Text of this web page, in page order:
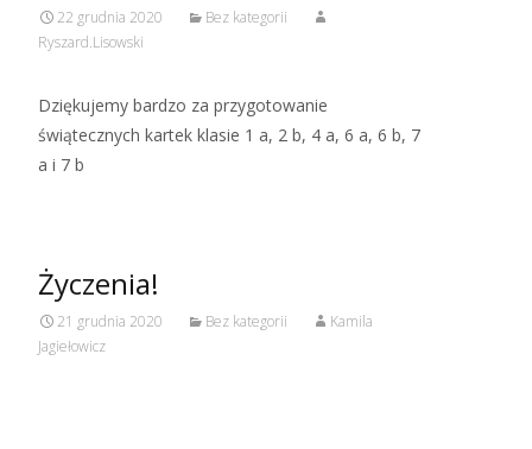
22 grudnia 2020
Bez kategorii
Ryszard.Lisowski
Dziękujemy bardzo za przygotowanie
świątecznych kartek klasie 1 a, 2 b, 4 a, 6 a, 6 b, 7
a i 7 b
Życzenia!
21 grudnia 2020 Bez kategorii
Kamila
Jagiełowicz